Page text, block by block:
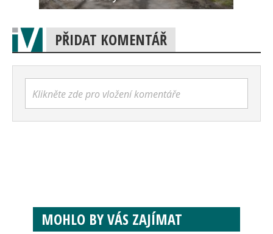
PŘIDAT KOMENTÁŘ
Klikněte zde pro vložení komentáře
MOHLO BY VÁS ZAJÍMAT